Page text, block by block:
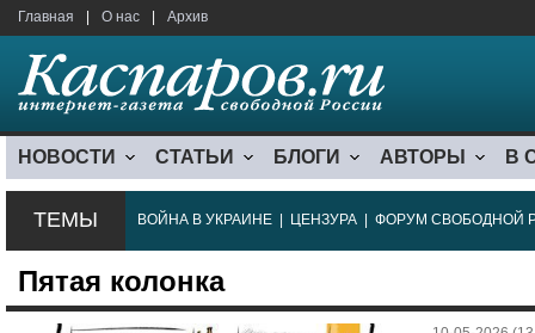
Главная О нас Архив
НОВОСТИ СТАТЬИ БЛОГИ АВТОРЫ В
ТЕМЫ ВОЙНА В УКРАИНЕ ЦЕНЗУРА ФОРУМ СВОБОДНОЙ
Пятая колонка